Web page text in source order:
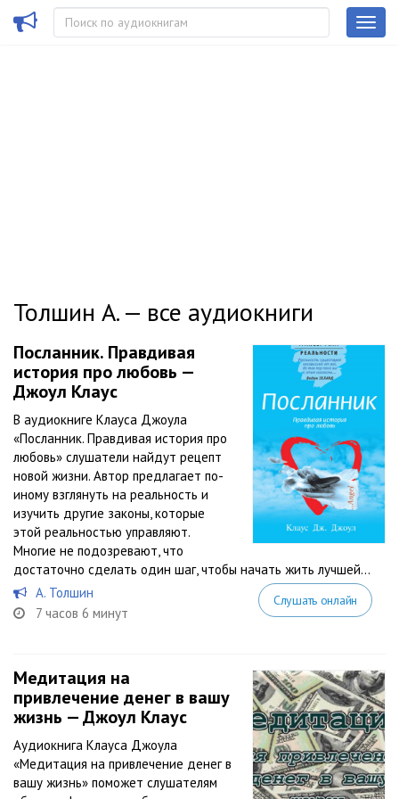
Толшин А. — все аудиокниги
Посланник. Правдивая
история про любовь —
Джоул Клаус
В аудиокниге Клауса Джоула
«Посланник. Правдивая история про
любовь» слушатели найдут рецепт
новой жизни. Автор предлагает по-
иному взглянуть на реальность и
изучить другие законы, которые
этой реальностью управляют.
Многие не подозревают, что
достаточно сделать один шаг, чтобы начать жить лучшей...
А. Толшин
7 часов 6 минут
Слушать онлайн
Медитация на
привлечение денег в вашу
жизнь — Джоул Клаус
Аудиокнига Клауса Джоула
«Медитация на привлечение денег в
вашу жизнь» поможет слушателям